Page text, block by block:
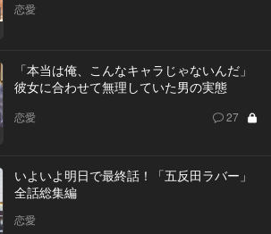
恋愛
「本当は俺、こんなキャラじゃないんだ」
彼女に合わせて無理していた男の実態
恋愛 27
いよいよ明日で最終話！「五反田ラバー」
全話総集編
恋愛